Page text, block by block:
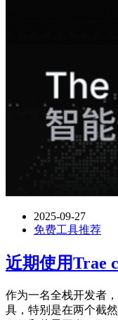
2025-09-27
免费工具推荐
近期使用Trae
作为一名全栈开发者
具，特别是在两个截